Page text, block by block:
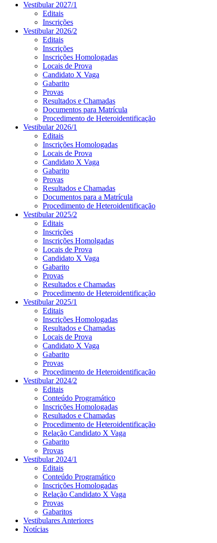
Vestibular 2027/1
Editais
Inscrições
Vestibular 2026/2
Editais
Inscrições
Inscrições Homologadas
Locais de Prova
Candidato X Vaga
Gabarito
Provas
Resultados e Chamadas
Documentos para Matrícula
Procedimento de Heteroidentificação
Vestibular 2026/1
Editais
Inscrições Homologadas
Locais de Prova
Candidato X Vaga
Gabarito
Provas
Resultados e Chamadas
Documentos para a Matrícula
Procedimento de Heteroidentificação
Vestibular 2025/2
Editais
Inscrições
Inscrições Homolgadas
Locais de Prova
Candidato X Vaga
Gabarito
Provas
Resultados e Chamadas
Procedimento de Heteroidentificação
Vestibular 2025/1
Editais
Inscrições Homologadas
Resultados e Chamadas
Locais de Prova
Candidato X Vaga
Gabarito
Provas
Procedimento de Heteroidentificação
Vestibular 2024/2
Editais
Conteúdo Programático
Inscrições Homologadas
Resultados e Chamadas
Procedimento de Heteroidentificação
Relação Candidato X Vaga
Gabarito
Provas
Vestibular 2024/1
Editais
Conteúdo Programático
Inscrições Homologadas
Relação Candidato X Vaga
Provas
Gabaritos
Vestibulares Anteriores
Notícias